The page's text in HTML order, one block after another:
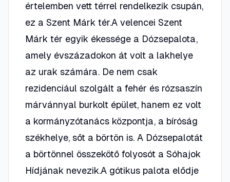
értelemben vett térrel rendelkezik csupán,
ez a Szent Márk tér.A velencei Szent
Márk tér egyik ékessége a Dózsepalota,
amely évszázadokon át volt a lakhelye
az urak számára. De nem csak
rezidenciául szolgált a fehér és rózsaszín
márvánnyal burkolt épület, hanem ez volt
a kormányzótanács központja, a bíróság
székhelye, sőt a börtön is. A Dózsepalotát
a börtönnel összekötő folyosót a Sóhajok
Hídjának nevezik.A gótikus palota elődje